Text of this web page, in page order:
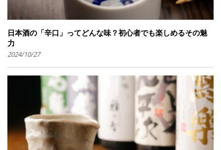
日本酒の「辛口」ってどんな味？初心者でも楽しめるその魅
力
2024/10/27